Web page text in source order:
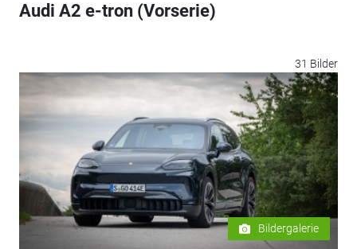
Audi A2 e-tron (Vorserie)
31 Bilder
Bildergalerie